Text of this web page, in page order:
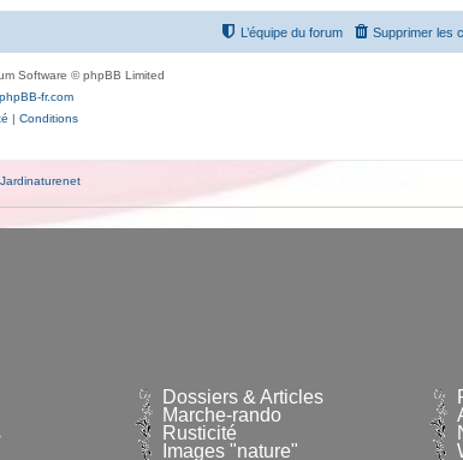
Supprimer les
L’équipe du forum
Software © phpBB Limited
phpBB-fr.com
| Conditions
Dossiers & Articles
Marche-rando
Rusticité
Images "nature"